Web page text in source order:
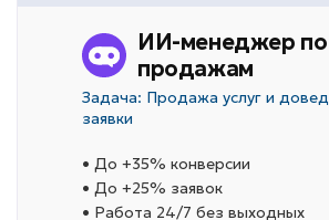
ИИ-менеджер по
продажам
Задача: Продажа услуг и
заявки
• До +35% конверсии
• До +25% заявок
• Работа 24/7 без выходных